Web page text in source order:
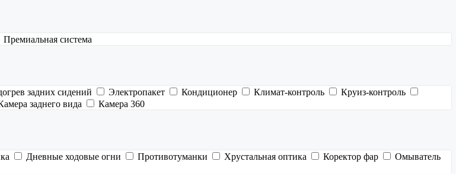
Премиальная система
задних сидений Электропакет Кондиционер Климат-контроль
Круиз-контроль
заднего вида
Камера 360
Дневные ходовые огни Противотуманки Хрустальная оптика Коректор фар
Омыватель